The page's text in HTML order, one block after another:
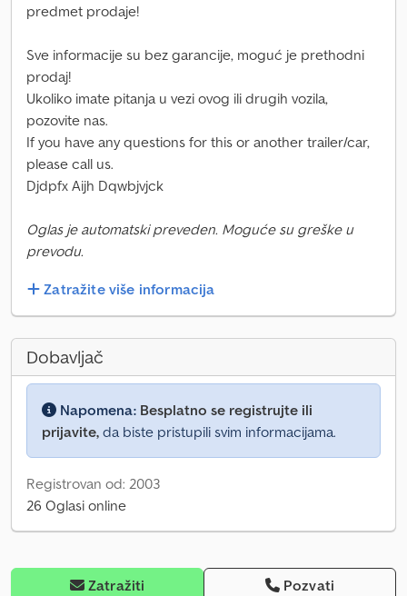
predmet prodaje!
Sve informacije su bez garancije, moguć je prethodni
prodaj!
Ukoliko imate pitanja u vezi ovog ili drugih vozila,
pozovite nas.
If you have any questions for this or another trailer/car,
please call us.
Djdpfx Aijh Dqwbjvjck
Oglas je automatski preveden. Moguće su greške u
prevodu.
Zatražite više informacija
Dobavljač
Napomena: Besplatno se registrujte ili
prijavite, da biste pristupili svim informacijama.
Registrovan od: 2003
26 Oglasi online
Zatražiti Pozvati